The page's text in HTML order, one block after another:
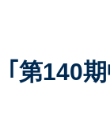
｢第140